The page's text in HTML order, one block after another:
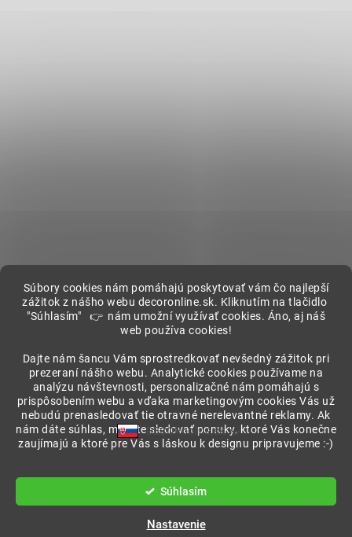
Súbory cookies nám pomáhajú poskytovať vám čo najlepší
zážitok z nášho webu decoronline.sk. Kliknutím na tlačidlo
"Súhlasím" 👉 nám umožní využívať cookies. Áno, aj náš
web používa cookies!
Dajte nám šancu Vám sprostredkovať nevšedný zážitok pri
prezeraní nášho webu. Analytické cookies používame na
analýzu návštevnosti, personalizačné nám pomáhajú s
prispôsobením webu a vďaka marketingovým cookies Vás už
nebudú prenasledovať tie otravné nerelevantné reklamy. Ak
nám dáte súhlas, môžete sledovať ponuky, ktoré Vás konečne
zaujímajú a ktoré pre Vás s láskou k designu pripravujeme :-)
Súhlasím
Nastavenie
Showroom
DECORonline.sk